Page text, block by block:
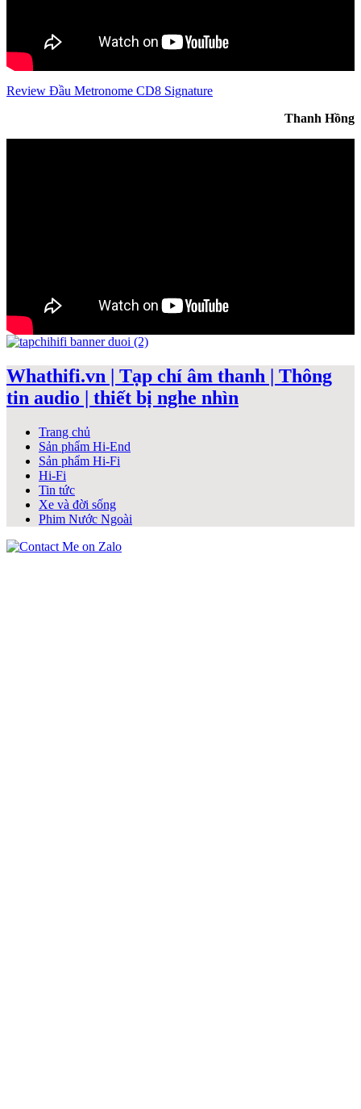
Review Đầu Metronome CD8 Signature
Thanh Hồng
Whathifi.vn | Tạp chí âm thanh | Thông
tin audio | thiết bị nghe nhìn
Trang chủ
Sản phẩm Hi-End
Sản phẩm Hi-Fi
Hi-Fi
Tin tức
Xe và đời sống
Phim Nước Ngoài